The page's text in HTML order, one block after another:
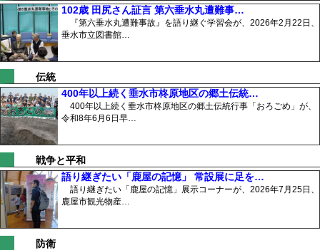
102歳 田尻さん証言 第六垂水丸遭難事…
『第六垂水丸遭難事故』を語り継ぐ学習会が、2026年2月22日、
垂水市立図書館…
伝統
400年以上続く垂水市柊原地区の郷土伝統…
400年以上続く垂水市柊原地区の郷土伝統行事「おろごめ」が、
令和8年6月6日早…
戦争と平和
語り継ぎたい「鹿屋の記憶」 常設展に足を…
語り継ぎたい「鹿屋の記憶」展示コーナーが、2026年7月25日、
鹿屋市観光物産…
防衛